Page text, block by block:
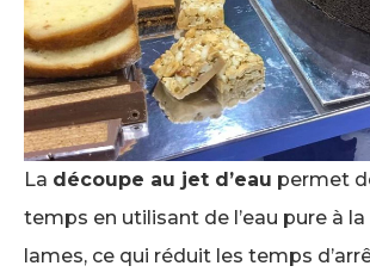
La découpe au jet d’eau permet
temps en utilisant de l’eau pure à
lames, ce qui réduit les temps